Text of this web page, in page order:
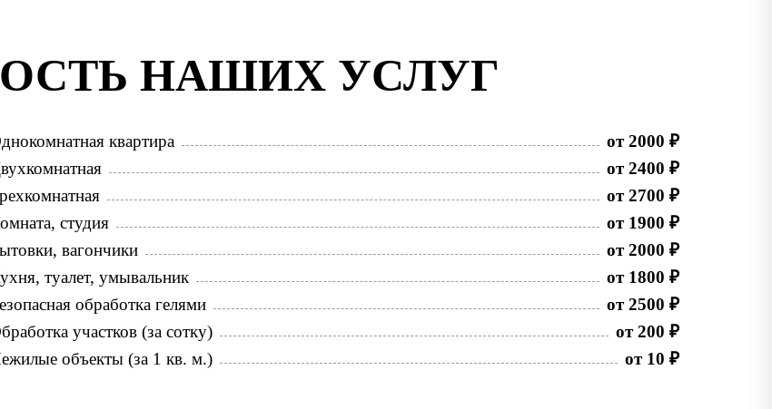
НАШИХ УСЛУГ
квартира
от 2000 ₽
от 2400 ₽
от 2700 ₽
студия
от 1900 ₽
вагончики
от 2000 ₽
туалет, умывальник
от 1800 ₽
обработка гелями
от 2500 ₽
участков (за сотку)
от 200 ₽
объекты (за 1 кв. м.)
от 10 ₽